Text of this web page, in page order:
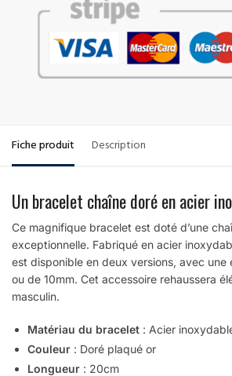
Fiche produit Description
Un bracelet chaîne doré en acier
Ce magnifique bracelet est doté d’une
exceptionnelle. Fabriqué en acier
est disponible en deux versions, avec une
ou de 10mm. Cet accessoire rehaussera
masculin.
Matériau du bracelet : Acier
Couleur : Doré plaqué or
Longueur : 20cm